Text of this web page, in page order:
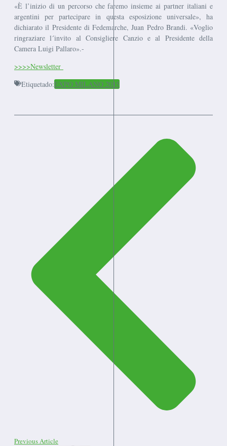
«È l’inizio di un percorso che faremo insieme ai partner italiani e
argentini per partecipare in questa esposizione universale», ha
dichiarato il Presidente di Fedemarche, Juan Pedro Brandi. «Voglio
ringraziare l´invito al Consigliere Canzio e al Presidente della
Camera Luigi Pallaro».-
>>>>Newsletter
Etiquetado:EXPO MILANO 2015
Previous Article